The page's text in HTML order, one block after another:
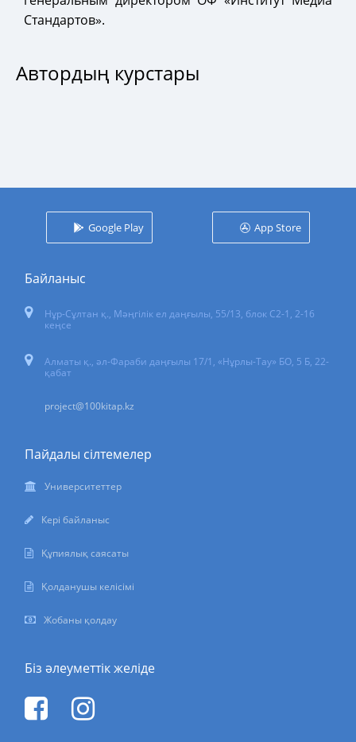
Стандартов».
Автордың курстары
Google Play App Store
Байланыс
Нұр-Сұлтан қ., Мәңгілік ел даңғылы, 55/13, блок С2-1, 2-16
кеңсе
Алматы қ., әл-Фараби даңғылы 17/1, «Нұрлы-Тау» БО, 5 Б, 22-
қабат
project@100kitap.kz
Пайдалы сілтемелер
Университеттер
Кері байланыс
Құпиялық саясаты
Қолданушы келісімі
Жобаны қолдау
Біз әлеуметтік желіде